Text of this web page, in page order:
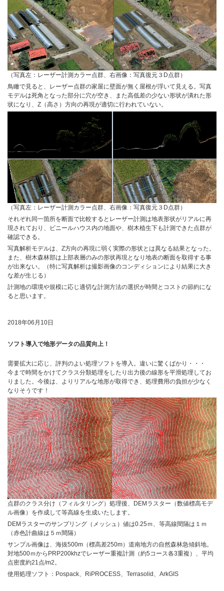
（写真左：レーザー計測カラー点群、右画像：写真復元３D点群）
鳥瞰で見ると、レーザー点群の家屋に壁面が無く屋根が浮いて見える。写真
モデルは死角となった部分に穴が空き、また高低差の少ない形状が潰れた形
状になり、Z（高さ）方向の再現が適切に行われていない。
（写真左：レーザー計測カラー点群、右画像：写真復元３D点群）
それぞれ同一箇所を断面で比較するとレーザー計測は地表形状がリアルに再
現されており、ビニールハウス内の地面や、樹木植生下も計測できた点群が
確認できる。
写真解析モデルは、Z方向の再現に弱く実際の形状とは異なる結果となった。
また、樹木森林部は上部表層のみの形状再現となり地表の断面を取得する事
が出来ない。（特に写真解析は撮影画像のコンディションにより結果に大き
な差が生じる）
計測地の環境や規模に応じ適切な計測方法の選択が時間とコストの節約にな
ると思います。
2018年06月10日
ソフト導入で地形データの品質向上！
需要拡大に応じ、評判のよい処理ソフトを導入。違いに驚くばかり・・・
今まで時間をかけてクラス分類処理をしたり出力後の線形を平滑処理してお
りました。今後は、よりリアルな地形が取得でき、処理費用の負担が少なく
なりそうです！
点群のクラス分け（フィルタリング）処理後、DEMラスター（数値標高モデ
ル画像）を作成して等高線を生成いたします。
DEMラスターのサンプリング（メッシュ）値は0.25ｍ、等高線間隔は１ｍ
（赤色計曲線は５ｍ間隔）
サンプル画像は、海抜500m（標高差250m）道南地方の自然森林急傾斜地。
対地500ｍからPRP200khzでレーザー重複計測（約5コース各3重複）、平均
点密度約21点/m2。
使用処理ソフト：Pospack、RiPROCESS、Terrasolid、ArkGIS